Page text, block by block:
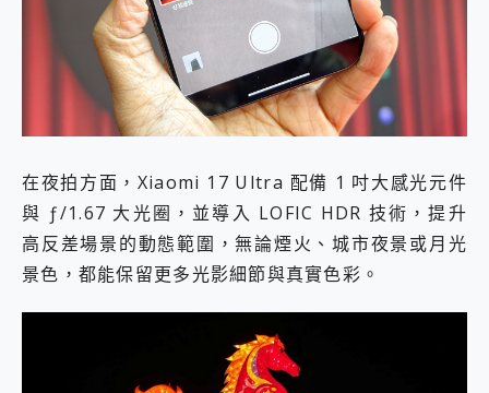
在夜拍方面，Xiaomi 17 Ultra 配備 1 吋大感光元件
與 ƒ/1.67 大光圈，並導入 LOFIC HDR 技術，提升
高反差場景的動態範圍，無論煙火、城市夜景或月光
景色，都能保留更多光影細節與真實色彩。